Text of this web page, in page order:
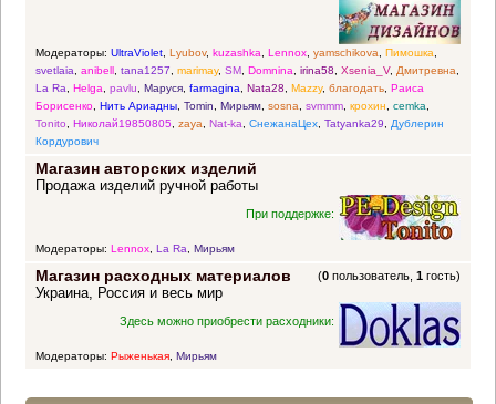
Модераторы: UltraViolet, Lyubov, kuzashka, Lennox, yamschikova, Пимошка,
svetlaia, anibell, tana1257, marimay, SM, Domnina, irina58, Xsenia_V, Дмитревна,
La Ra, Helga, pavlu, Маруся, farmagina, Nata28, Mazzy, благодать, Раиса
Борисенко, Нить Ариадны, Tomin, Мирьям, sosna, svmmm, крохин, cemka,
Tonito, Николай19850805, zaya, Nat-ka, СнежанаЦех, Tatyanka29, Дублерин
Кордурович
Магазин авторских изделий
Продажа изделий ручной работы
При поддержке:
Модераторы: Lennox, La Ra, Мирьям
Магазин расходных материалов (0 пользователь,1 гость)
Украина, Россия и весь мир
Здесь можно приобрести расходники:
Модераторы: Рыженькая, Мирьям